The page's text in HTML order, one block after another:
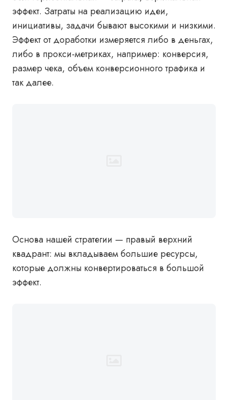
эффект. Затраты на реализацию идеи,
инициативы, задачи бывают высокими и низкими.
Эффект от доработки измеряется либо в деньгах,
либо в прокси-метриках, например: конверсия,
размер чека, объем конверсионного трафика и
так далее.
Основа нашей стратегии — правый верхний
квадрант: мы вкладываем большие ресурсы,
которые должны конвертироваться в большой
эффект.